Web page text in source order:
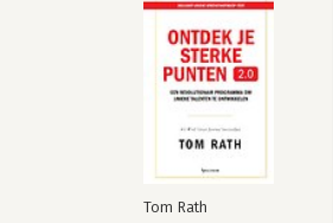
Blom
durven falen'
Veerman
De woestijnervaring als
vroeger en nu
vuile deugden
Tom Rath